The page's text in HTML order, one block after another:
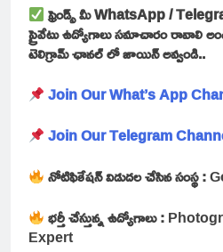
ఫ్రెండ్స్ మీ WhatsApp /
ప్రైవేటు ఉద్యోగాలు సమాచారం రావాలి
టెలిగ్రామ్ ఛానల్ లో జాయిన్ అవ్వండి..
Join Our What’s App
Join Our Telegram
నోటిఫికేషన్ విడుదల చేసిన సంస్థ :
భర్తీ చేస్తున్న ఉద్యోగాలు :
Expert